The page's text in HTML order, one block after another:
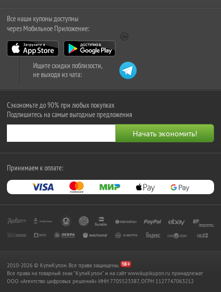
Все наши купоны доступны
через Мобильное Приложение:
Ищите скидки поблизости,
не выходя из чата:
Сэкономьте до 90% при любых покупках
Подпишитесь на самые выгодные предложения
Принимаем к оплате:
2010-2026 © КупиКупон. Все права защищены.
Все права на товарный знак "КупиКупон" и на сайт www.kupikupon.ru принадлежат
OOO «Агентство цифровых решений» ИНН 7705523387, ОГРН 1127747063212